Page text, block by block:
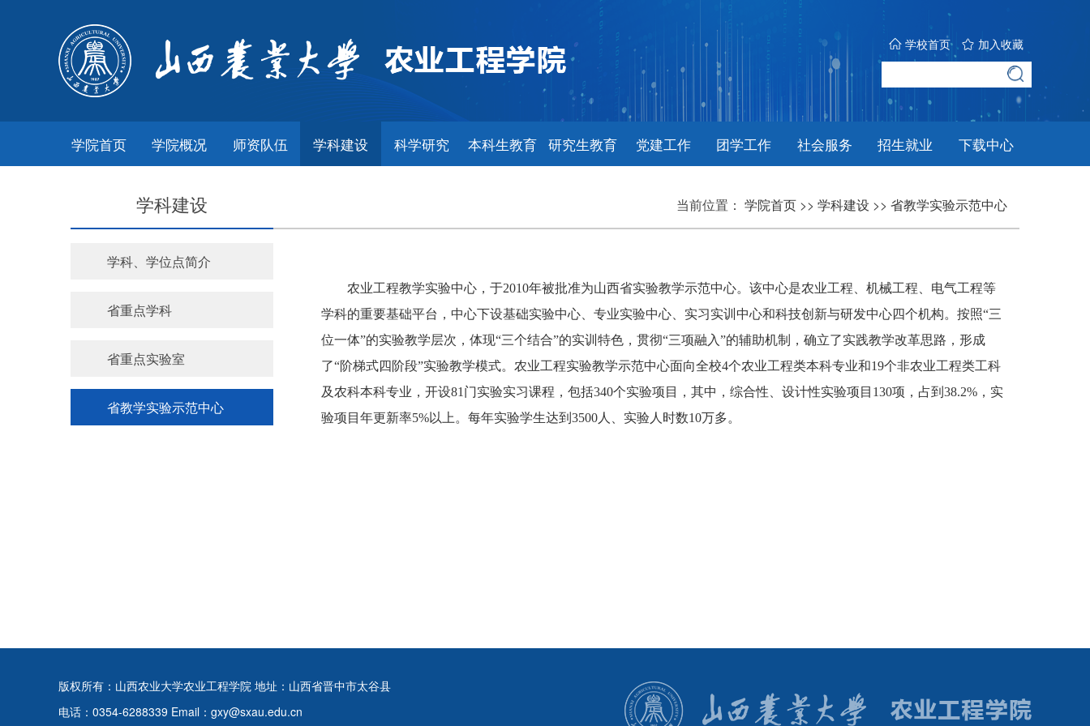
学校首页 加入收藏
学院首页 学院概况 师资队伍 学科建设 科学研究 本科生教育 研究生教育 党建工作 团学工作 社会服务 招生就业 下载中心
学科建设 当前位置： 学院首页 >> 学科建设 >> 省教学实验示范中心
学科、学位点简介
省重点学科
省重点实验室
省教学实验示范中心
农业工程教学实验中心，于2010年被批准为山西省实验教学示范中心。该中心是农业工程、机械工程、电气工程等
学科的重要基础平台，中心下设基础实验中心、专业实验中心、实习实训中心和科技创新与研发中心四个机构。按照“三
位一体”的实验教学层次，体现“三个结合”的实训特色，贯彻“三项融入”的辅助机制，确立了实践教学改革思路，形成
了“阶梯式四阶段”实验教学模式。农业工程实验教学示范中心面向全校4个农业工程类本科专业和19个非农业工程类工科
及农科本科专业，开设81门实验实习课程，包括340个实验项目，其中，综合性、设计性实验项目130项，占到38.2%，实
验项目年更新率5%以上。每年实验学生达到3500人、实验人时数10万多。
版权所有：山西农业大学农业工程学院 地址：山西省晋中市太谷县
电话：0354-6288339 Email：gxy@sxau.edu.cn